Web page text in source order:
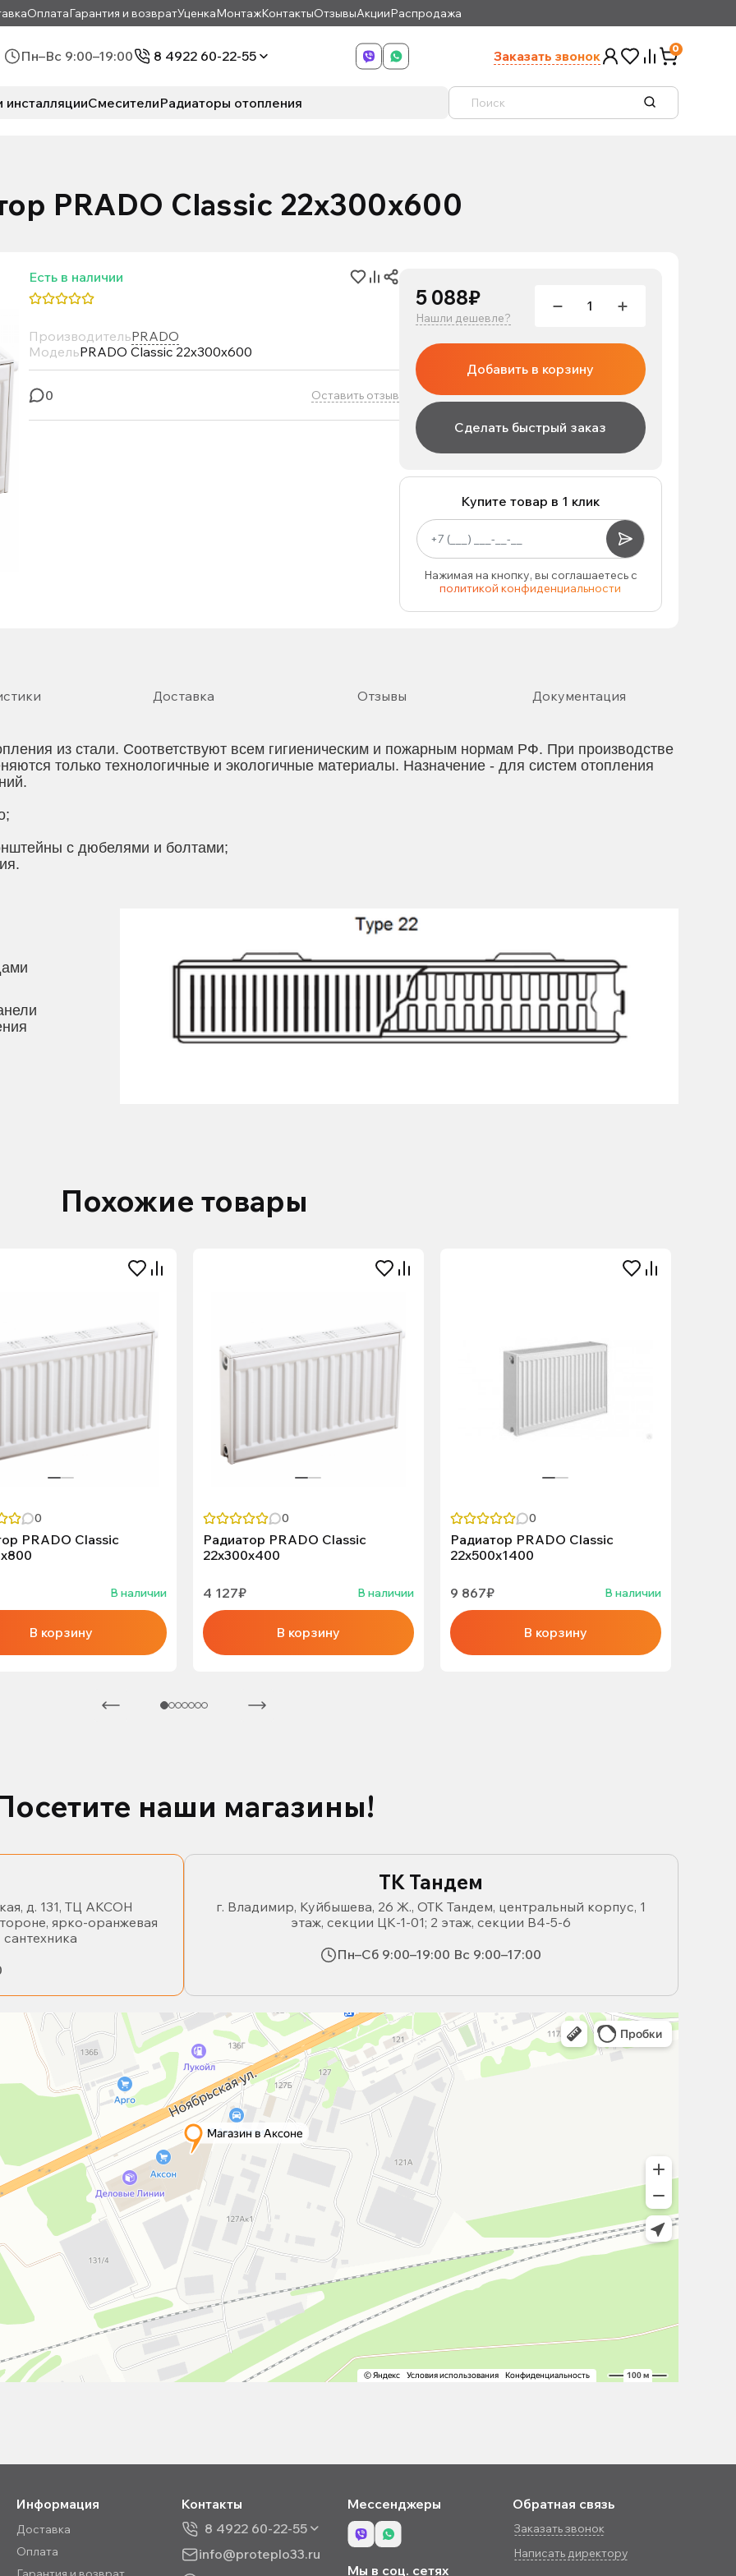
ОплатаГарантия и возвратУценкаМонтажКонтактыОтзывыАкцииРаспродажа
Пн–Вс 9:00–19:00 8 4922 60-22-55 Заказать звонок 0
инсталляцииСмесителиРадиаторы отопления
PRADO Classic 22х300х600
Есть в наличии
ПроизводительPRADO
МодельPRADO Classic 22х300х600
0 Оставить отзыв
5 088₽
Нашли дешевле?
Добавить в корзину
Сделать быстрый заказ
Купите товар в 1 клик
Нажимая на кнопку, вы соглашаетесь с
политикой конфиденциальности
Доставка Отзывы Документация
из стали. Соответствуют всем гигиеническим и пожарным нормам РФ. При производстве
только технологичные и экологичные материалы. Назначение - для систем отопления
и болтами;
Похожие товары
0
PRADO Classic
В наличии
В корзину
0
Радиатор PRADO Classic
22х300х400
4 127₽ В наличии
В корзину
0
Радиатор PRADO Classic
22х500х1400
9 867₽ В наличии
В корзину
наши магазины!
д. 131, ТЦ АКСОН
ярко-оранжевая
ТК Тандем
г. Владимир, Куйбышева, 26 Ж., ОТК Тандем, центральный корпус, 1
этаж, секции ЦК-1-01; 2 этаж, секции В4-5-6
Пн–Сб 9:00–19:00 Вс 9:00–17:00
Информация
Доставка
Оплата
Контакты
8 4922 60-22-55
info@proteplo33.ru
Мессенджеры
Мы в соц. сетях
Обратная связь
Заказать звонок
Написать директору